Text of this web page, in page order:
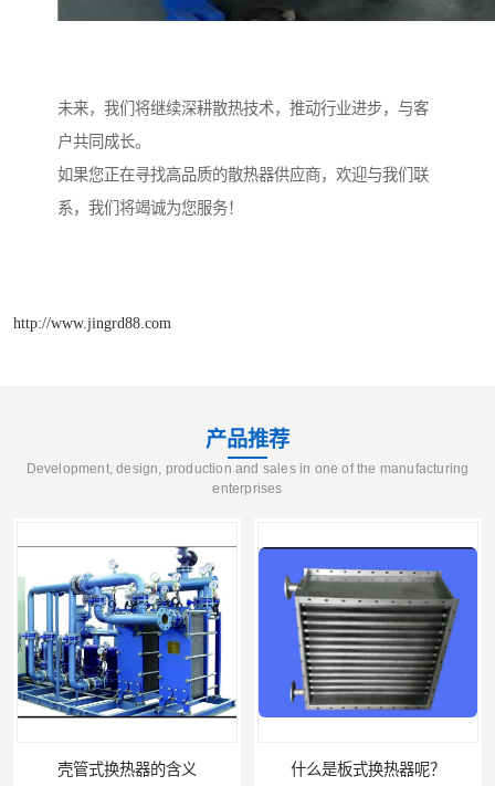
未来，我们将继续深耕散热技术，推动行业进步，与客
户共同成长。
如果您正在寻找高品质的散热器供应商，欢迎与我们联
系，我们将竭诚为您服务！
http://www.jingrd88.com
产品推荐
Development, design, production and sales in one of the manufacturing
enterprises
壳管式换热器的含义 什么是板式换热器呢？